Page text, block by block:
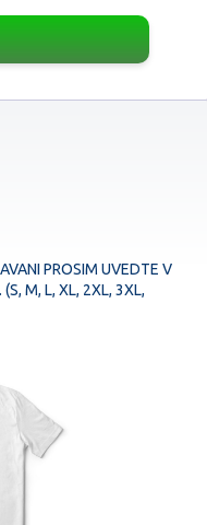
PROSIM UVEDTE V
M, L, XL, 2XL, 3XL,